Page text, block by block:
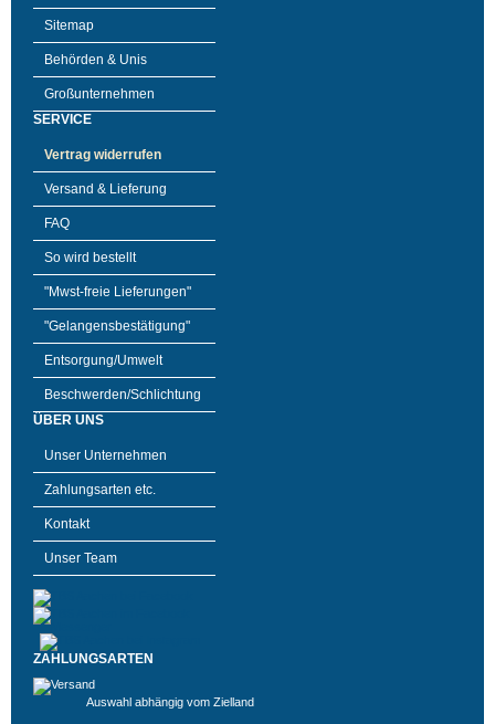
Sitemap
Behörden & Unis
Großunternehmen
SERVICE
Vertrag widerrufen
Versand & Lieferung
FAQ
So wird bestellt
"Mwst-freie Lieferungen"
"Gelangensbestätigung"
Entsorgung/Umwelt
Beschwerden/Schlichtung
ÜBER UNS
Unser Unternehmen
Zahlungsarten etc.
Kontakt
Unser Team
ZAHLUNGSARTEN
Auswahl abhängig vom Zielland